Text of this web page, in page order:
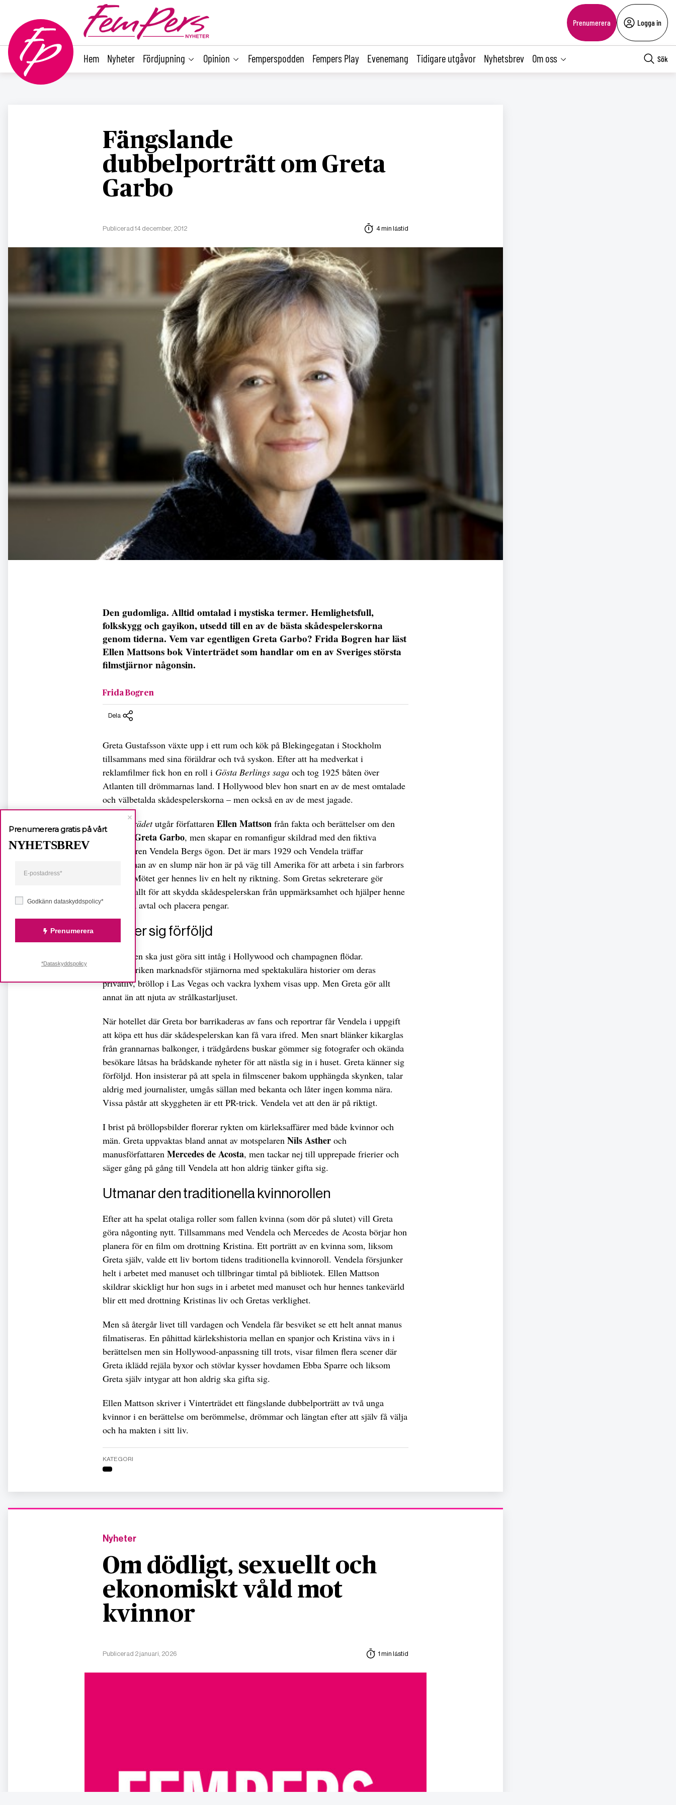
Prenumerera Logga in
Hem Nyheter Fördjupning Opinion Femperspodden Fempers Play Evenemang Tidigare utgåvor Nyhetsbrev Om oss Sök
Fängslande
dubbelporträtt om Greta
Garbo
Publicerad 14 december, 2012 4 min lästid
Den gudomliga. Alltid omtalad i mystiska termer. Hemlighetsfull,
folkskygg och gayikon, utsedd till en av de bästa skådespelerskorna
genom tiderna. Vem var egentligen Greta Garbo? Frida Bogren har läst
Ellen Mattsons bok Vinterträdet som handlar om en av Sveriges största
filmstjärnor någonsin.
Frida Bogren
Dela
Greta Gustafsson växte upp i ett rum och kök på Blekingegatan i Stockholm
tillsammans med sina föräldrar och två syskon. Efter att ha medverkat i
reklamfilmer fick hon en roll i Gösta Berlings saga och tog 1925 båten över
Atlanten till drömmarnas land. I Hollywood blev hon snart en av de mest omtalade
och välbetalda skådespelerskorna – men också en av de mest jagade.
I
Vinterträdetutgår författaren Ellen Mattson från fakta och berättelser om den
Greta Garbo, men skapar en romanfigur skildrad med den fiktiva
sekreteraren Vendela Bergs ögon. Det är mars 1929 och Vendela träffar
filmstjärnan av en slump när hon är på väg till Amerika för att arbeta i sin farbrors
företag. Mötet ger hennes liv en helt ny riktning. Som Gretas sekreterare gör
Vendela allt för att skydda skådespelerskan från uppmärksamhet och hjälper henne
att skriva avtal och placera pengar.
Känner sig förföljd
Ljudfilmen ska just göra sitt intåg i Hollywood och champagnen flödar.
Drömfabriken marknadsför stjärnorna med spektakulära historier om deras
privatliv, bröllop i Las Vegas och vackra lyxhem visas upp. Men Greta gör allt
annat än att njuta av strålkastarljuset.
När hotellet där Greta bor barrikaderas av fans och reportrar får Vendela i uppgift
att köpa ett hus där skådespelerskan kan få vara ifred. Men snart blänker kikarglas
från grannarnas balkonger, i trädgårdens buskar gömmer sig fotografer och okända
besökare låtsas ha brådskande nyheter för att nästla sig in i huset. Greta känner sig
förföljd. Hon insisterar på att spela in filmscener bakom upphängda skynken, talar
aldrig med journalister, umgås sällan med bekanta och låter ingen komma nära.
Vissa påstår att skyggheten är ett PR-trick. Vendela vet att den är på riktigt.
I brist på bröllopsbilder florerar rykten om kärleksaffärer med både kvinnor och
män. Greta uppvaktas bland annat av motspelaren Nils Asther och
manusförfattaren Mercedes de Acosta, men tackar nej till upprepade frierier och
säger gång på gång till Vendela att hon aldrig tänker gifta sig.
Utmanar den traditionella kvinnorollen
Efter att ha spelat otaliga roller som fallen kvinna (som dör på slutet) vill Greta
göra någonting nytt. Tillsammans med Vendela och Mercedes de Acosta börjar hon
planera för en film om drottning Kristina. Ett porträtt av en kvinna som, liksom
Greta själv, valde ett liv bortom tidens traditionella kvinnoroll. Vendela försjunker
helt i arbetet med manuset och tillbringar timtal på bibliotek. Ellen Mattson
skildrar skickligt hur hon sugs in i arbetet med manuset och hur hennes tankevärld
blir ett med drottning Kristinas liv och Gretas verklighet.
Men så återgår livet till vardagen och Vendela får besviket se ett helt annat manus
filmatiseras. En påhittad kärlekshistoria mellan en spanjor och Kristina vävs in i
berättelsen men sin Hollywood-anpassning till trots, visar filmen flera scener där
Greta iklädd rejäla byxor och stövlar kysser hovdamen Ebba Sparre och liksom
Greta själv intygar att hon aldrig ska gifta sig.
Ellen Mattson skriver i Vinterträdet ett fängslande dubbelporträtt av två unga
kvinnor i en berättelse om berömmelse, drömmar och längtan efter att själv få välja
och ha makten i sitt liv.
KATEGORI
Nyheter
Om dödligt, sexuellt och
ekonomiskt våld mot
kvinnor
Publicerad 2 januari, 2026 1 min lästid
Godkänn dataskyddspolicy*
Prenumerera
Prenumerera gratis på vårt
NYHETSBREV
*Dataskyddspolicy